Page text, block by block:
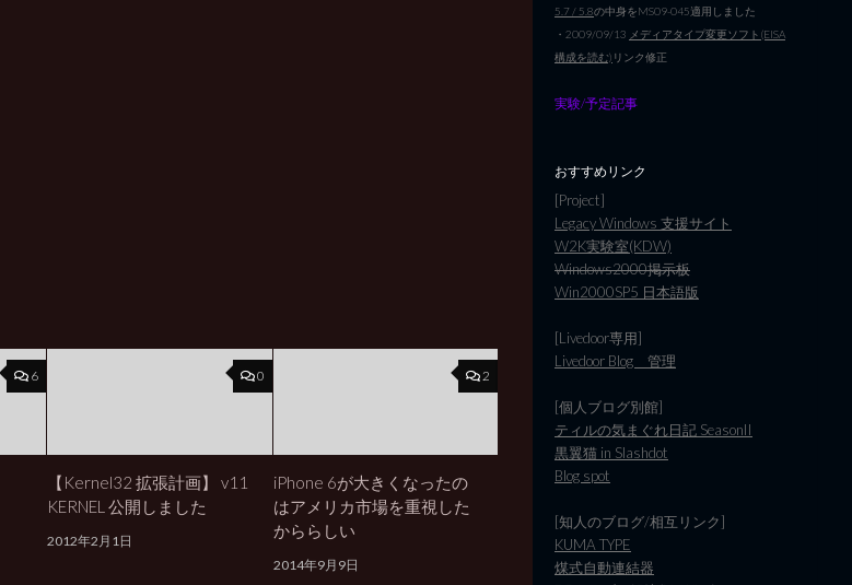
6 0
【Kernel32 拡張計画】 v11
KERNEL 公開しました
2012年2月1日
2
iPhone 6が大きくなったの
はアメリカ市場を重視した
かららしい
2014年9月9日
5.7 / 5.8の中身をMS09-045適用しました
・2009/09/13 メディアタイプ変更ソフト(EISA
構成を読む) リンク修正
実験/予定記事
おすすめリンク
[Project]
Legacy Windows 支援サイト
W2K実験室(KDW)
Windows2000掲示板
Win2000SP5 日本語版
[Livedoor専用]
Livedoor Blog 管理
[個人ブログ別館]
ティルの気まぐれ日記 SeasonII
黒翼猫 in Slashdot
Blog spot
[知人のブログ/相互リンク]
KUMA TYPE
煤式自動連結器